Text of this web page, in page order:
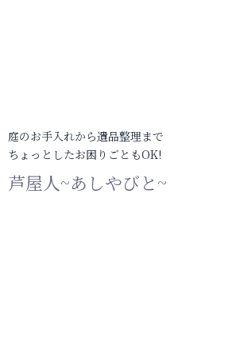
庭のお手入れから遺品整理まで
ちょっとしたお困りごともOK!
芦屋人~あしやびと~